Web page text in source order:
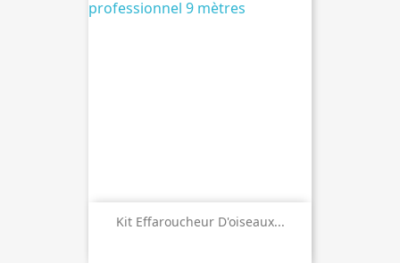
Kit Effaroucheur D'oiseaux...